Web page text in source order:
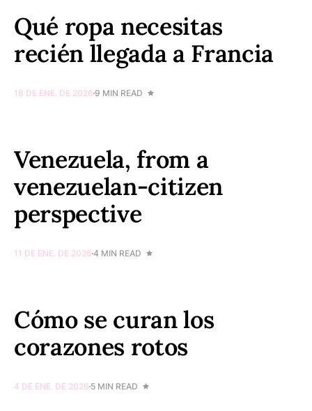
Qué ropa necesitas
recién llegada a Francia
18 DE ENE. DE 2026 9 MIN READ
Venezuela, from a
venezuelan-citizen
perspective
11 DE ENE. DE 2026 4 MIN READ
Cómo se curan los
corazones rotos
4 DE ENE. DE 2026 5 MIN READ